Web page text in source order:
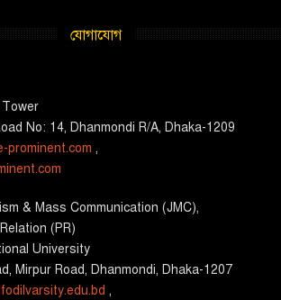
যোগাযোগ
Tower​
No: 14, Dhanmondi R/A, Dhaka-1209
prominent.com ,
& Mass Communication (JMC)​,
(PR)
University
Mirpur Road, Dhanmondi, Dhaka-1207
,